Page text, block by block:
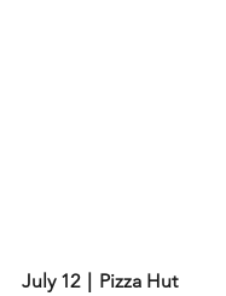
July 12｜Pizza Hut